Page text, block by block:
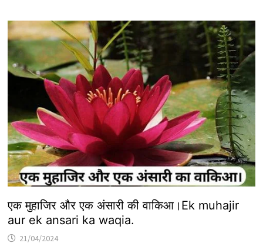
एक मुहाजिर और एक अंसारी की वाकिआ।Ek muhajir
aur ek ansari ka waqia.
21/04/2024